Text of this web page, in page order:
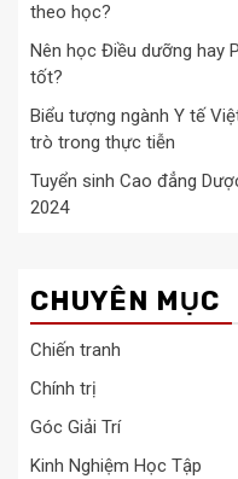
theo học?
Nên học Điều dưỡng hay
tốt?
Biểu tượng ngành Y tế
trò trong thực tiễn
Tuyển sinh Cao đẳng
2024
CHUYÊN MỤC
Chiến tranh
Chính trị
Góc Giải Trí
Kinh Nghiệm Học Tập